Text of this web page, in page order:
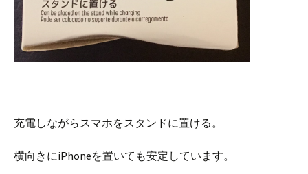
充電しながらスマホをスタンドに置ける。
横向きにiPhoneを置いても安定しています。